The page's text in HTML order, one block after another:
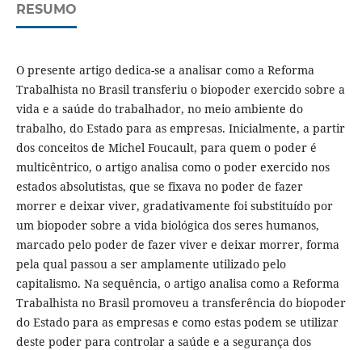
RESUMO
O presente artigo dedica-se a analisar como a Reforma
Trabalhista no Brasil transferiu o biopoder exercido sobre a
vida e a saúde do trabalhador, no meio ambiente do
trabalho, do Estado para as empresas. Inicialmente, a partir
dos conceitos de Michel Foucault, para quem o poder é
multicêntrico, o artigo analisa como o poder exercido nos
estados absolutistas, que se fixava no poder de fazer
morrer e deixar viver, gradativamente foi substituído por
um biopoder sobre a vida biológica dos seres humanos,
marcado pelo poder de fazer viver e deixar morrer, forma
pela qual passou a ser amplamente utilizado pelo
capitalismo. Na sequência, o artigo analisa como a Reforma
Trabalhista no Brasil promoveu a transferência do biopoder
do Estado para as empresas e como estas podem se utilizar
deste poder para controlar a saúde e a segurança dos